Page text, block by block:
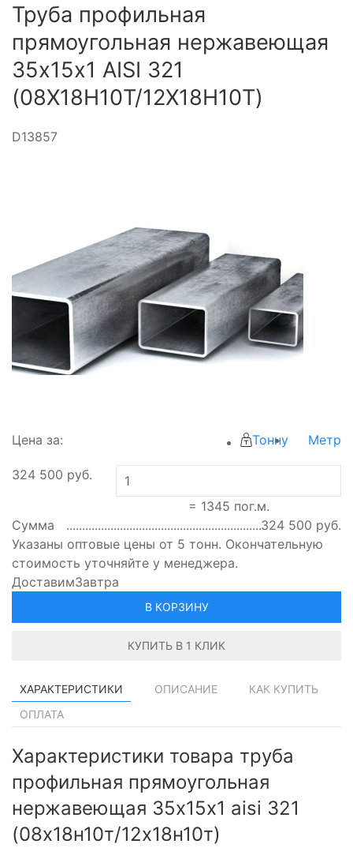
Труба профильная
прямоугольная нержавеющая
35х15х1 AISI 321
(08Х18Н10Т/12Х18Н10Т)
D13857
Цена за: Тонну Метр
324 500 руб.
= 1345 пог.м.
Сумма
324 500 руб.
Указаны оптовые цены от 5 тонн. Окончательную
стоимость уточняйте у менеджера.
ДоставимЗавтра
В КОРЗИНУ
КУПИТЬ В 1 КЛИК
ХАРАКТЕРИСТИКИ ОПИСАНИЕ
КАК КУПИТЬ
ОПЛАТА
Характеристики товара труба
профильная прямоугольная
нержавеющая 35х15х1 aisi 321
(08х18н10т/12х18н10т)